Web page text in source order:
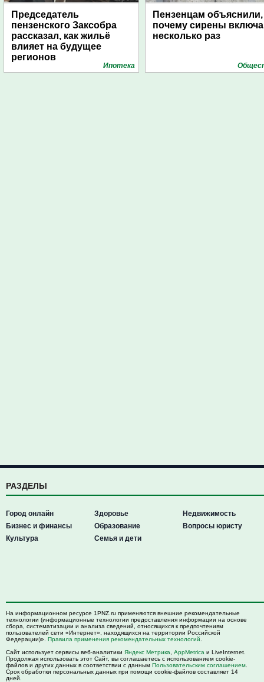
Председатель
пензенского Заксобра
рассказал, как жильё
влияет на будущее
регионов
Ипотека
Пензенцам объяснили,
почему сирены
несколько раз
РАЗДЕЛЫ
Город онлайн
Бизнес и финансы
Культура
Здоровье
Образование
Семья и дети
Недвижимость
Вопросы юристу
На информационном ресурсе 1PNZ.ru применяются внешние рекомендательные
технологии (информационные технологии предоставления информации на основе
сбора, систематизации и анализа сведений, относящихся к предпочтениям
пользователей сети «Интернет», находящихся на территории Российской
Федерации)». Правила применения рекомендательных технологий
Сайт использует сервисы веб-аналитики Яндекс Метрика AppMetrica и LiveInternet.
Продолжая использовать этот Сайт, вы соглашаетесь с использованием cookie-
файлов и других данных в соответствии с данным Пользовательским соглашением
Срок обработки персональных данных при помощи cookie-файлов составляет 14
дней.